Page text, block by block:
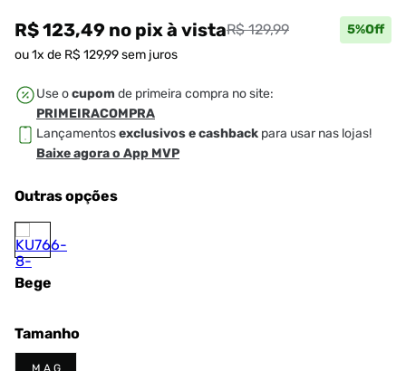
R$ 123,49 no pixà vistaR$ 129,99 5%Off
ou1x de R$ 129,99sem juros
Use ocupom de primeira compra no site:
PRIMEIRACOMPRA
Lançamentosexclusivos e cashback para usar nas lojas!
Baixe agora o App MVP
Outras opções
Bege
Tamanho
M A G